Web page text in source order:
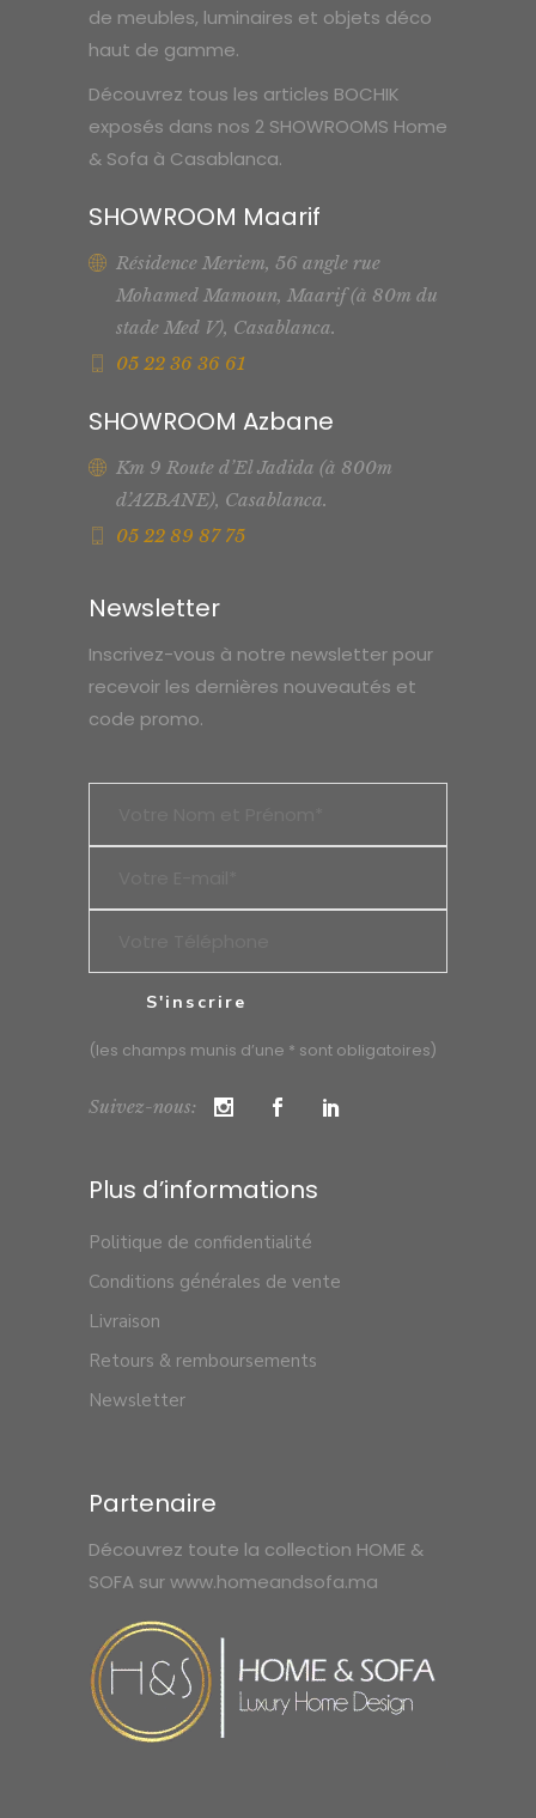
de meubles, luminaires et objets déco
haut de gamme.
Découvrez tous les articles BOCHIK
exposés dans nos 2 SHOWROOMS Home
& Sofa à Casablanca.
SHOWROOM Maarif
Résidence Meriem, 56 angle rue
Mohamed Mamoun, Maarif (à 80m du
stade Med V), Casablanca.
05 22 36 36 61
SHOWROOM Azbane
Km 9 Route d’El Jadida (à 800m
d’AZBANE), Casablanca.
05 22 89 87 75
Newsletter
Inscrivez-vous à notre newsletter pour
recevoir les dernières nouveautés et
code promo.
(les champs munis d’une * sont obligatoires)
Suivez-nous:
Plus d’informations
Politique de confidentialité
Conditions générales de vente
Livraison
Retours & remboursements
Newsletter
Partenaire
Découvrez toute la collection HOME &
SOFA surwww.homeandsofa.ma